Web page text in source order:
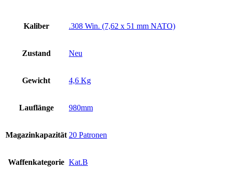
Kaliber .308 Win. (7,62 x 51 mm NATO)
Zustand Neu
Gewicht 4,6 Kg
Lauflänge 980mm
Magazinkapazität 20 Patronen
Waffenkategorie Kat.B